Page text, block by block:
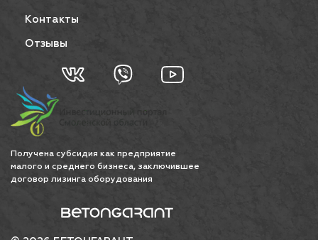
Контакты
Отзывы
Получена субсидия как предприятие
малого и среднего бизнеса, заключившее
договор лизинга оборудования